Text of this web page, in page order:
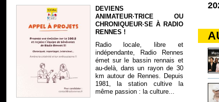
DEVIENS
ANIMATEUR·TRICE OU
CHRONIQUEUR·SE À RADIO
RENNES !
Radio locale, libre et
indépendante, Radio Rennes
émet sur le bassin rennais et
au-delà, dans un rayon de 30
km autour de Rennes. Depuis
1981, la station cultive la
même passion : la culture...